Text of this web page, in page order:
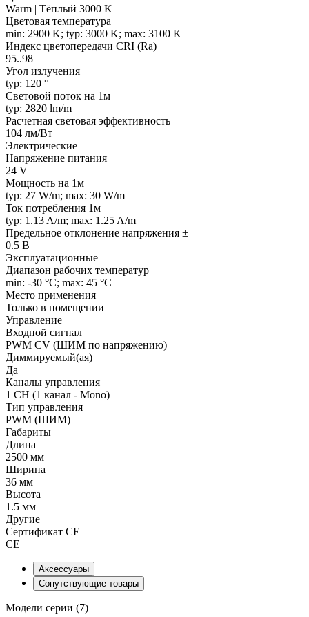
Warm | Тёплый 3000 K
Цветовая температура
min: 2900 K; typ: 3000 K; max: 3100 K
Индекс цветопередачи CRI (Ra)
95..98
Угол излучения
typ: 120 °
Световой поток на 1м
typ: 2820 lm/m
Расчетная световая эффективность
104 лм/Вт
Электрические
Напряжение питания
24 V
Мощность на 1м
typ: 27 W/m; max: 30 W/m
Ток потребления 1м
typ: 1.13 A/m; max: 1.25 A/m
Предельное отклонение напряжения ±
0.5 В
Эксплуатационные
Диапазон рабочих температур
min: -30 °C; max: 45 °C
Место применения
Только в помещении
Управление
Входной сигнал
PWM СV (ШИМ по напряжению)
Диммируемый(ая)
Да
Каналы управления
1 CH (1 канал - Mono)
Тип управления
PWM (ШИМ)
Габариты
Длина
2500 мм
Ширина
36 мм
Высота
1.5 мм
Другие
Сертификат CE
CE
Аксессуары
Сопутствующие товары
Модели серии (7)